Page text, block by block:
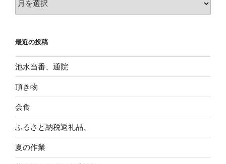
ー
ブ
最近の投稿
池水当番、通院
頂き物
会食
ふるさと納税返礼品、
夏の作業